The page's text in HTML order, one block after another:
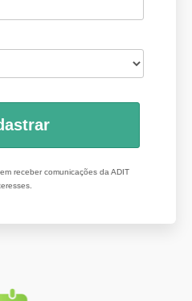
receber comunicações da ADIT